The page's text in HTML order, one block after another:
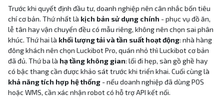
Trước khi quyết định đầu tư, doanh nghiệp nên cân nhắc bốn tiêu
chí cơ bản. Thứ nhất là kịch bản sử dụng chính - phục vụ đồ ăn,
lễ tân hay vận chuyển đều có mẫu riêng, không nên chọn sai phân
khúc. Thứ hai là khối lượng tải và tần suất hoạt động: nhà hàng
đông khách nên chọn Luckibot Pro, quán nhỏ thì Luckibot cơ bản
đã đủ. Thứ ba là hạ tầng không gian: lối đi hẹp, sàn gồ ghề hay
có bậc thang cần được khảo sát trước khi triển khai. Cuối cùng là
khả năng tích hợp hệ thống - nếu doanh nghiệp đã dùng POS
hoặc WMS, cần xác nhận robot có hỗ trợ API kết nối.